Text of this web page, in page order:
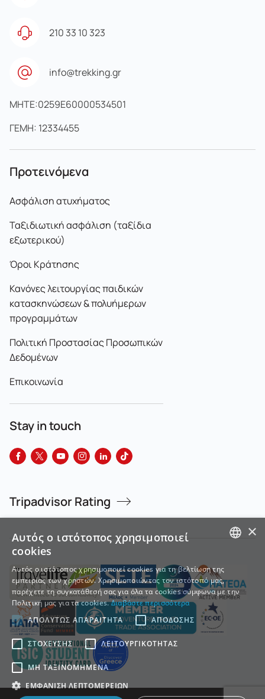
210 33 10 323
info@trekking.gr
MHTE:0259E60000534501
ΓΕΜΗ: 12334455
Προτεινόμενα
Ασφάλιση ατυχήματος
Ταξιδιωτική ασφάλιση (ταξίδια
εξωτερικού)
Όροι Κράτησης
Κανόνες λειτουργίας παιδικών
κατασκηνώσεων & πολυήμερων
προγραμμάτων
Πολιτική Προστασίας Προσωπικών
Δεδομένων
Επικοινωνία
Stay in touch
Tripadvisor Rating
ENGLISH
×
Αυτός ο ιστότοπος χρησιμοποιεί
cookies
Αυτός ο ιστότοπος χρησιμοποιεί cookies για τη βελτίωση της
εμπειρίας των χρηστών. Χρησιμοποιώντας τον ιστότοπό μας,
παρέχετε τη συγκατάθεσή σας για όλα τα cookies σύμφωνα με την
Πολιτική μας για τα cookies.Διαβάστε περισσότερα
ΑΠΟΛΎΤΩΣ ΑΠΑΡΑΊΤΗΤΑ
ΑΠΌΔΟΣΗΣ
ΣΤΌΧΕΥΣΗΣ ΛΕΙΤΟΥΡΓΙΚΌΤΗΤΑΣ
ΜΗ ΤΑΞΙΝΟΜΗΜΈΝΑ
ΕΜΦΆΝΙΣΗ ΛΕΠΤΟΜΕΡΕΙΏΝ